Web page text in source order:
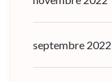
septembre 2022